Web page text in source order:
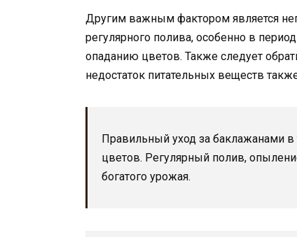
Другим важным фактором является
регулярного полива, особенно в
опаданию цветов. Также следует
недостаток питательных веществ
Правильный уход за баклажанами
цветов. Регулярный полив,
богатого урожая.